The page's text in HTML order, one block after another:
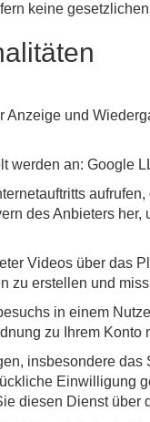
keine
Anzeige und
werden an: Google
des Anbieters
Videos über das
zu erstellen und
in einem
zu Ihrem
insbesondere
Einwilligung
diesen Dienst über